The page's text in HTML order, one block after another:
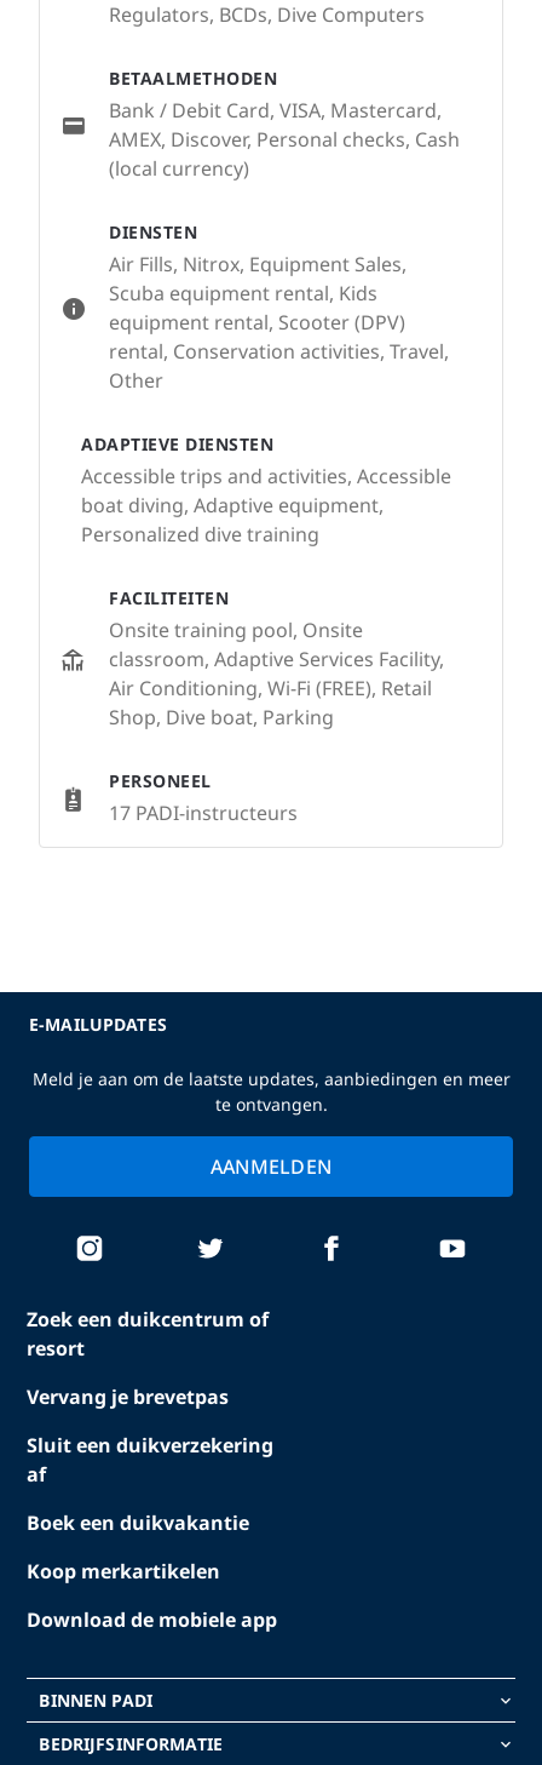
DIENSTEN
Air Fills, Nitrox, Equipment Sales,
Scuba equipment rental, Kids
equipment rental, Scooter (DPV)
rental, Conservation activities, Travel,
Other
ADAPTIEVE DIENSTEN
Accessible trips and activities, Accessible
boat diving, Adaptive equipment,
Personalized dive training
FACILITEITEN
Onsite training pool, Onsite
classroom, Adaptive Services Facility,
Air Conditioning, Wi-Fi (FREE), Retail
Shop, Dive boat, Parking
PERSONEEL
17 PADI-instructeurs
Regulators, BCDs, Dive Computers
BETAALMETHODEN
Bank / Debit Card, VISA, Mastercard,
AMEX, Discover, Personal checks, Cash
(local currency)
Zoek een duikcentrum of
resort
Vervang je brevetpas
Sluit een duikverzekering
af
Boek een duikvakantie
Koop merkartikelen
Download de mobiele app
BINNEN PADI keyboard_arrow_down
BEDRIJFSINFORMATIE keyboard_arrow_down
E-MAILUPDATES
Meld je aan om de laatste updates, aanbiedingen en meer
te ontvangen.
AANMELDEN